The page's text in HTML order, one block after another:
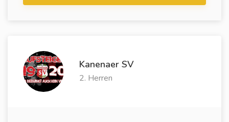
Kanenaer SV
2. Herren